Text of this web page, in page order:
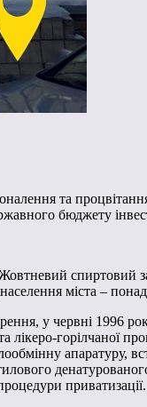
та
бюджету
спиртовий
міста –
у червні 1996
лікеро-горілчаної
апаратуру,
приватизації.